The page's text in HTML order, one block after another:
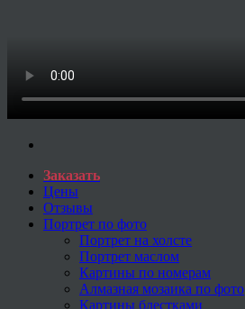
Заказать
Цены
Отзывы
Портрет по фото
Портрет на холсте
Портрет маслом
Картины по номерам
Алмазная мозаика по фото
Картины блестками